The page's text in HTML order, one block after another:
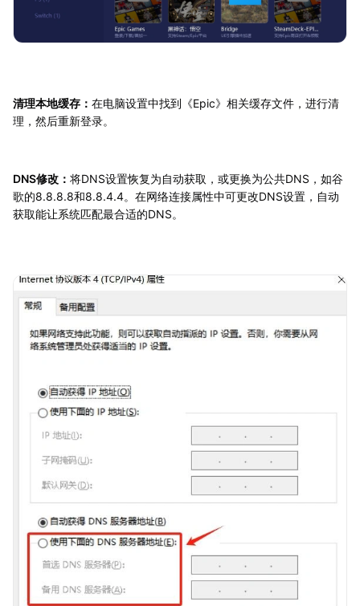
清理本地缓存： 在电脑设置中找到《Epic》相关缓存文件，进行清
理，然后重新登录。
DNS修改： 将DNS设置恢复为自动获取，或更换为公共DNS，如谷
歌的8.8.8.8和8.8.4.4。在网络连接属性中可更改DNS设置，自动
获取能让系统匹配最合适的DNS。